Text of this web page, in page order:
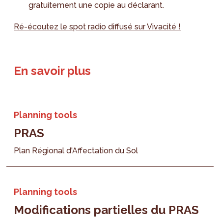
gratuitement une copie au déclarant.
Ré-écoutez le spot radio diffusé sur Vivacité !
En savoir plus
Planning tools
PRAS
Plan Régional d'Affectation du Sol
Planning tools
Modifications partielles du PRAS